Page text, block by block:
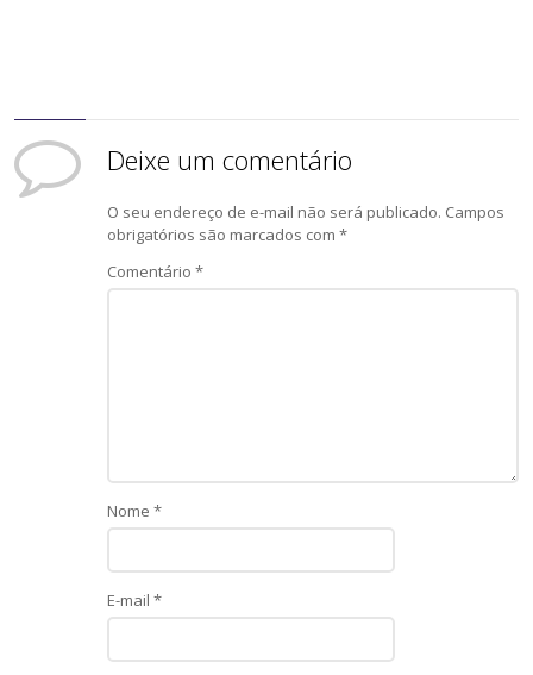
Deixe um comentário
O seu endereço de e-mail não será publicado. Campos
obrigatórios são marcados com*
Comentário*
Nome*
E-mail*